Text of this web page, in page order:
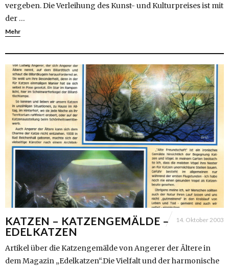
vergeben. Die Verleihung des Kunst- und Kulturpreises ist mit
der …
Mehr
KATZEN – KATZENGEMÄLDE –
EDELKATZEN
14. Oktober 2003
Artikel über die Katzengemälde von Angerer der Ältere in
dem Magazin „Edelkatzen“.Die Vielfalt und der harmonische